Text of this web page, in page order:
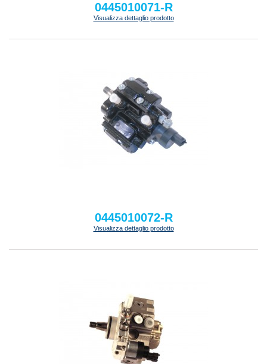
0445010071-R
Visualizza dettaglio prodotto
0445010072-R
Visualizza dettaglio prodotto